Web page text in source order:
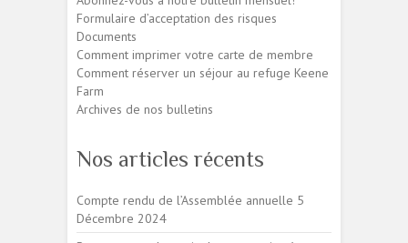
Formulaire d’acceptation des risques
Documents
Comment imprimer votre carte de membre
Comment réserver un séjour au refuge Keene
Farm
Archives de nos bulletins
Nos articles récents
Compte rendu de l’Assemblée annuelle 5
Décembre 2024